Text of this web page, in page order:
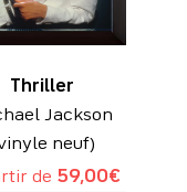
Thriller
Jackson
neuf)
de 59,00€